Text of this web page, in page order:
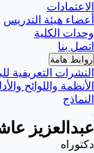
الاعتمادات
أعضاء هيئة التدريس
وحدات الكلية
اتصل بنا
روابط هامة
النشرات التعريفية
الأنظمة واللوائح
النماذج
عبدالعزيز
دكتوراه